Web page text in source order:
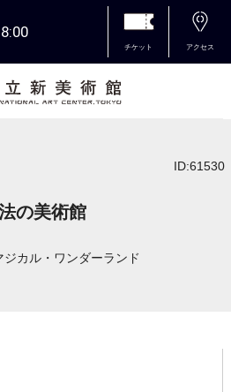
チケット アクセス
ID:61530
の美術館
カル・ワンダーランド